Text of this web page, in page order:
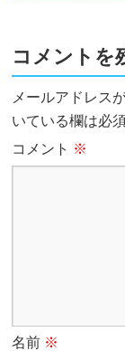
コメントを
メールアドレス
いている欄は必
コメント ※
名前 ※